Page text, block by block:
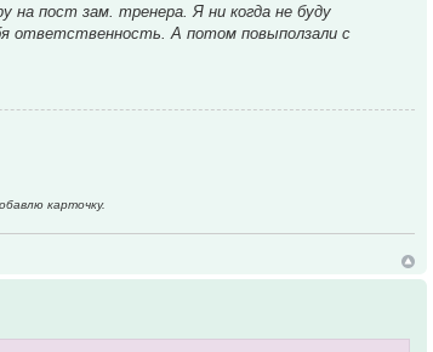
на пост зам. тренера. Я ни когда не буду
ответственность. А потом повыползали с
карточку.